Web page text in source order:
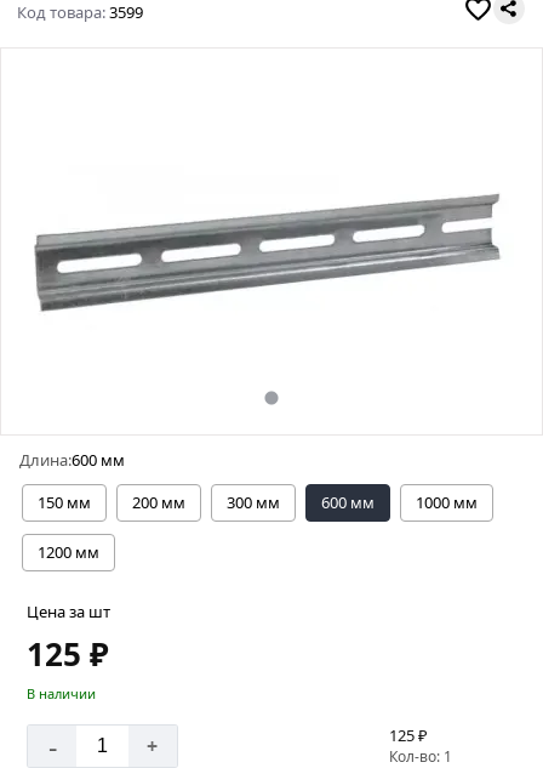
Код товара:3599
Длина:600 мм
150 мм
200 мм 300 мм 600 мм 1000 мм
1200 мм
Цена за шт
125 ₽
В наличии
- + 125 ₽
Кол-во: 1